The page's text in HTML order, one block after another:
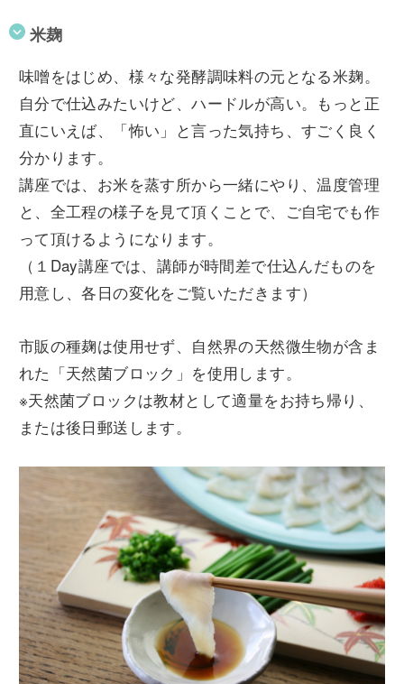
米麹
味噌をはじめ、様々な発酵調味料の元となる米麹。
自分で仕込みたいけど、ハードルが高い。もっと正
直にいえば、「怖い」と言った気持ち、すごく良く
分かります。
講座では、お米を蒸す所から一緒にやり、温度管理
と、全工程の様子を見て頂くことで、ご自宅でも作
って頂けるようになります。
（１Day講座では、講師が時間差で仕込んだものを
用意し、各日の変化をご覧いただきます）
市販の種麹は使用せず、自然界の天然微生物が含ま
れた「天然菌ブロック」を使用します。
※天然菌ブロックは教材として適量をお持ち帰り、
または後日郵送します。